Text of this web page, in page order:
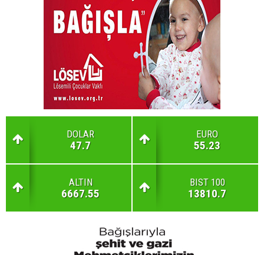
DOLAR
47.7
EURO
55.23
ALTIN
6667.55
BIST 100
13810.7